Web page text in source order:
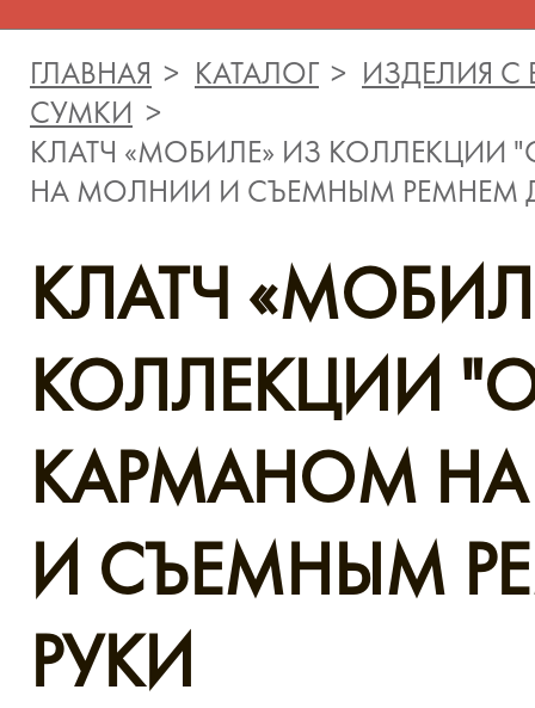
ГЛАВНАЯ КАТАЛОГ
ИЗДЕЛИЯ
СУМКИ
КЛАТЧ «МОБИЛЕ» ИЗ КОЛЛЕКЦИИ
НА МОЛНИИ И СЪЕМНЫМ РЕМНЕМ
КЛАТЧ
КОЛЛЕКЦИИ
КАРМАНОМ
И СЪЕМНЫМ
РУКИ